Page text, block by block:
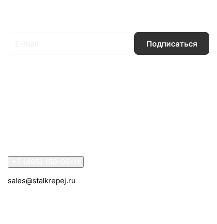
Подписаться
sales@stalkrepej.ru